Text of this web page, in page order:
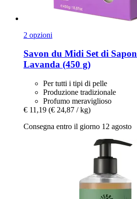
2 opzioni
Savon du Midi Set di
Lavanda (450 g)
Per tutti i tipi di pelle
Produzione tradizionale
Profumo meraviglioso
€ 11,19 (€ 24,87 / kg)
Consegna entro il giorno 12 agosto